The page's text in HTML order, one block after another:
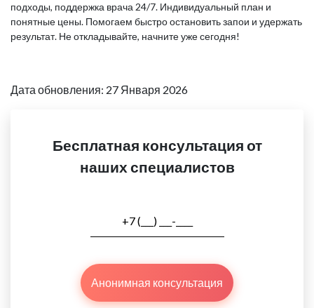
подходы, поддержка врача 24/7. Индивидуальный план и
понятные цены. Помогаем быстро остановить запои и удержать
результат. Не откладывайте, начните уже сегодня!
Дата обновления: 27 Января 2026
Бесплатная консультация от
наших специалистов
Анонимная консультация